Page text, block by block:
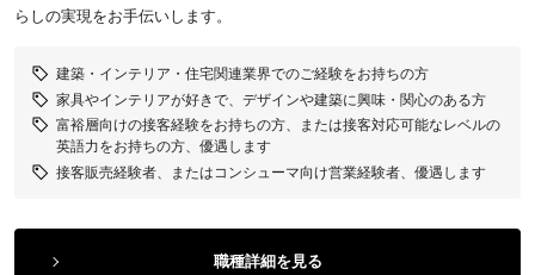
らしの実現をお手伝いします。
建築・インテリア・住宅関連業界でのご経験をお持ちの方
家具やインテリアが好きで、デザインや建築に興味・関心のある方
富裕層向けの接客経験をお持ちの方、または接客対応可能なレベルの
英語力をお持ちの方、優遇します
接客販売経験者、またはコンシューマ向け営業経験者、優遇します
職種詳細を見る